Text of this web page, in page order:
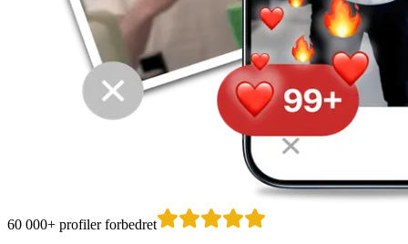
60 000+ profiler forbedret